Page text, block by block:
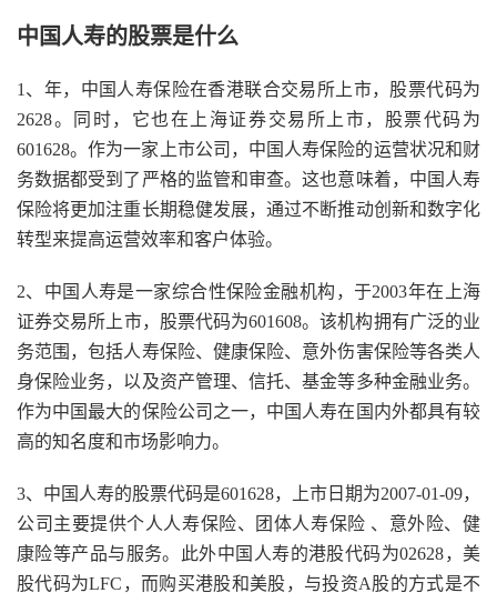
中国人寿的股票是什么
1、年，中国人寿保险在香港联合交易所上市，股票代码为
2628。同时，它也在上海证券交易所上市，股票代码为
601628。作为一家上市公司，中国人寿保险的运营状况和财
务数据都受到了严格的监管和审查。这也意味着，中国人寿
保险将更加注重长期稳健发展，通过不断推动创新和数字化
转型来提高运营效率和客户体验。
2、中国人寿是一家综合性保险金融机构，于2003年在上海
证券交易所上市，股票代码为601608。该机构拥有广泛的业
务范围，包括人寿保险、健康保险、意外伤害保险等各类人
身保险业务，以及资产管理、信托、基金等多种金融业务。
作为中国最大的保险公司之一，中国人寿在国内外都具有较
高的知名度和市场影响力。
3、中国人寿的股票代码是601628，上市日期为2007-01-09，
公司主要提供个人人寿保险、团体人寿保险 、意外险、健
康险等产品与服务。此外中国人寿的港股代码为02628，美
股代码为LFC，而购买港股和美股，与投资A股的方式是不